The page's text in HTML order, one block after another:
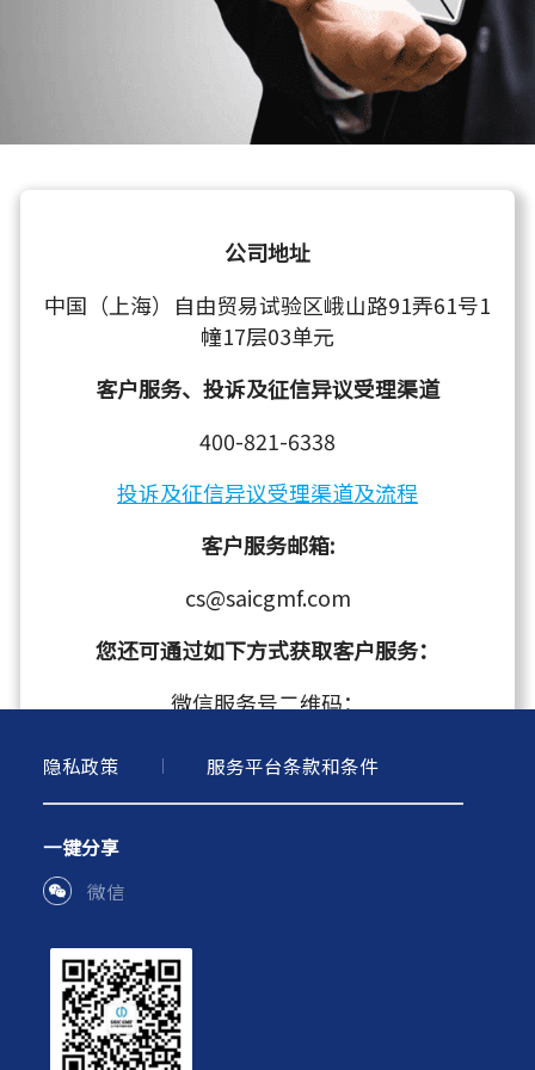
公司地址
中国（上海）自由贸易试验区峨山路91弄61号1
幢17层03单元
客户服务、投诉及征信异议受理渠道
400-821-6338
投诉及征信异议受理渠道及流程
客户服务邮箱:
cs@saicgmf.com
您还可通过如下方式获取客户服务：
微信服务号二维码：
隐私政策 服务平台条款和条件
一键分享
微信